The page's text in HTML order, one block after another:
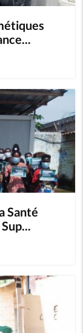
Santé